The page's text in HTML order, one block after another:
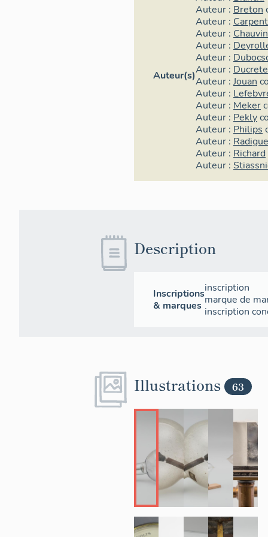
Auteur(s)
Auteur : Breton
Auteur :
Auteur :
Auteur :
Auteur :
Auteur :
Auteur : Jouan
Auteur :
Auteur : Meker
Auteur : Pekly
Auteur : Philips
Auteur :
Auteur : Richard
Auteur :
Description
Inscriptions
& marques
inscription
marque de
inscription
Illustrations 63